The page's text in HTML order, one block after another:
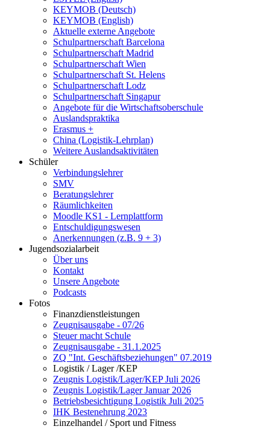
KEYMOB (Deutsch)
KEYMOB (English)
Aktuelle externe Angebote
Schulpartnerschaft Barcelona
Schulpartnerschaft Madrid
Schulpartnerschaft Wien
Schulpartnerschaft St. Helens
Schulpartnerschaft Lodz
Schulpartnerschaft Singapur
Angebote für die Wirtschaftsoberschule
Auslandspraktika
Erasmus +
China (Logistik-Lehrplan)
Weitere Auslandsaktivitäten
Schüler
Verbindungslehrer
SMV
Beratungslehrer
Räumlichkeiten
Moodle KS1 - Lernplattform
Entschuldigungswesen
Anerkennungen (z.B. 9 + 3)
Jugendsozialarbeit
Über uns
Kontakt
Unsere Angebote
Podcasts
Fotos
Finanzdienstleistungen
Zeugnisausgabe - 07/26
Steuer macht Schule
Zeugnisausgabe - 31.1.2025
ZQ "Int. Geschäftsbeziehungen" 07.2019
Logistik / Lager /KEP
Zeugnis Logistik/Lager/KEP Juli 2026
Zeugnis Logistik/Lager Januar 2026
Betriebsbesichtigung Logistik Juli 2025
IHK Bestenehrung 2023
Einzelhandel / Sport und Fitness